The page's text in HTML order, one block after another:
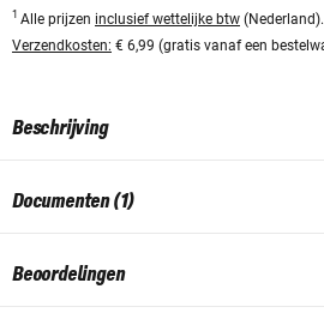
1 Alle prijzen inclusief wettelijke btw (Nederland).
Verzendkosten: € 6,99 (gratis vanaf een
Beschrijving
Documenten (1)
Beoordelingen